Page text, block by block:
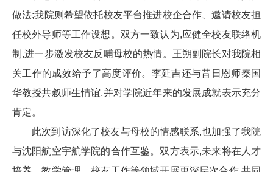
做法;我院则希望依托校友平台推进校企合作、邀请校友担
任校外导师等工作设想。双方一致认为,应健全校友联络机
制,进一步激发校友反哺母校的热情。王朔副院长对我院相
关工作的成效给予了高度评价。李延吉还与昔日恩师秦国
华教授共叙师生情谊,并对学院近年来的发展成就表示充分
肯定。
此次到访深化了校友与母校的情感联系,也加强了我院
与沈阳航空宇航学院的合作互鉴。双方表示,未来将在人才